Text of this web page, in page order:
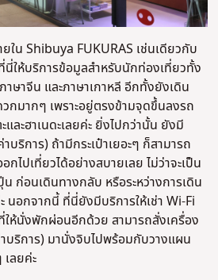
น Shibuya FUKURAS เช่นเดียวกับ
ให้บริการข้อมูลสำหรับนักท่องเที่ยวทั้ง
ษาจีน และภาษาเกาหลี อีกทั้งยังเดิน
กมากๆ เพราะอยู่ตรงข้ามจุดขึ้นลงรถ
ละฮาเนดะเลยค่ะ ยิ่งไปกว่านั้น ยังมี
บริการ) ถ้ามีกระเป๋าเยอะๆ ก็สามารถ
กไปเที่ยวได้อย่างสบายเลย ไม่ว่าจะเป็น
ก่อนเดินทางกลับ หรือระหว่างการเดิน
นอกจากนี้ ที่นี่ยังมีบริการให้เช่า Wi-Fi
ห้นั่งพักผ่อนอีกด้วย สามารถสั่งเครื่อง
บริการ) มานั่งจิบไปพร้อมกับวางแผน
ลยค่ะ